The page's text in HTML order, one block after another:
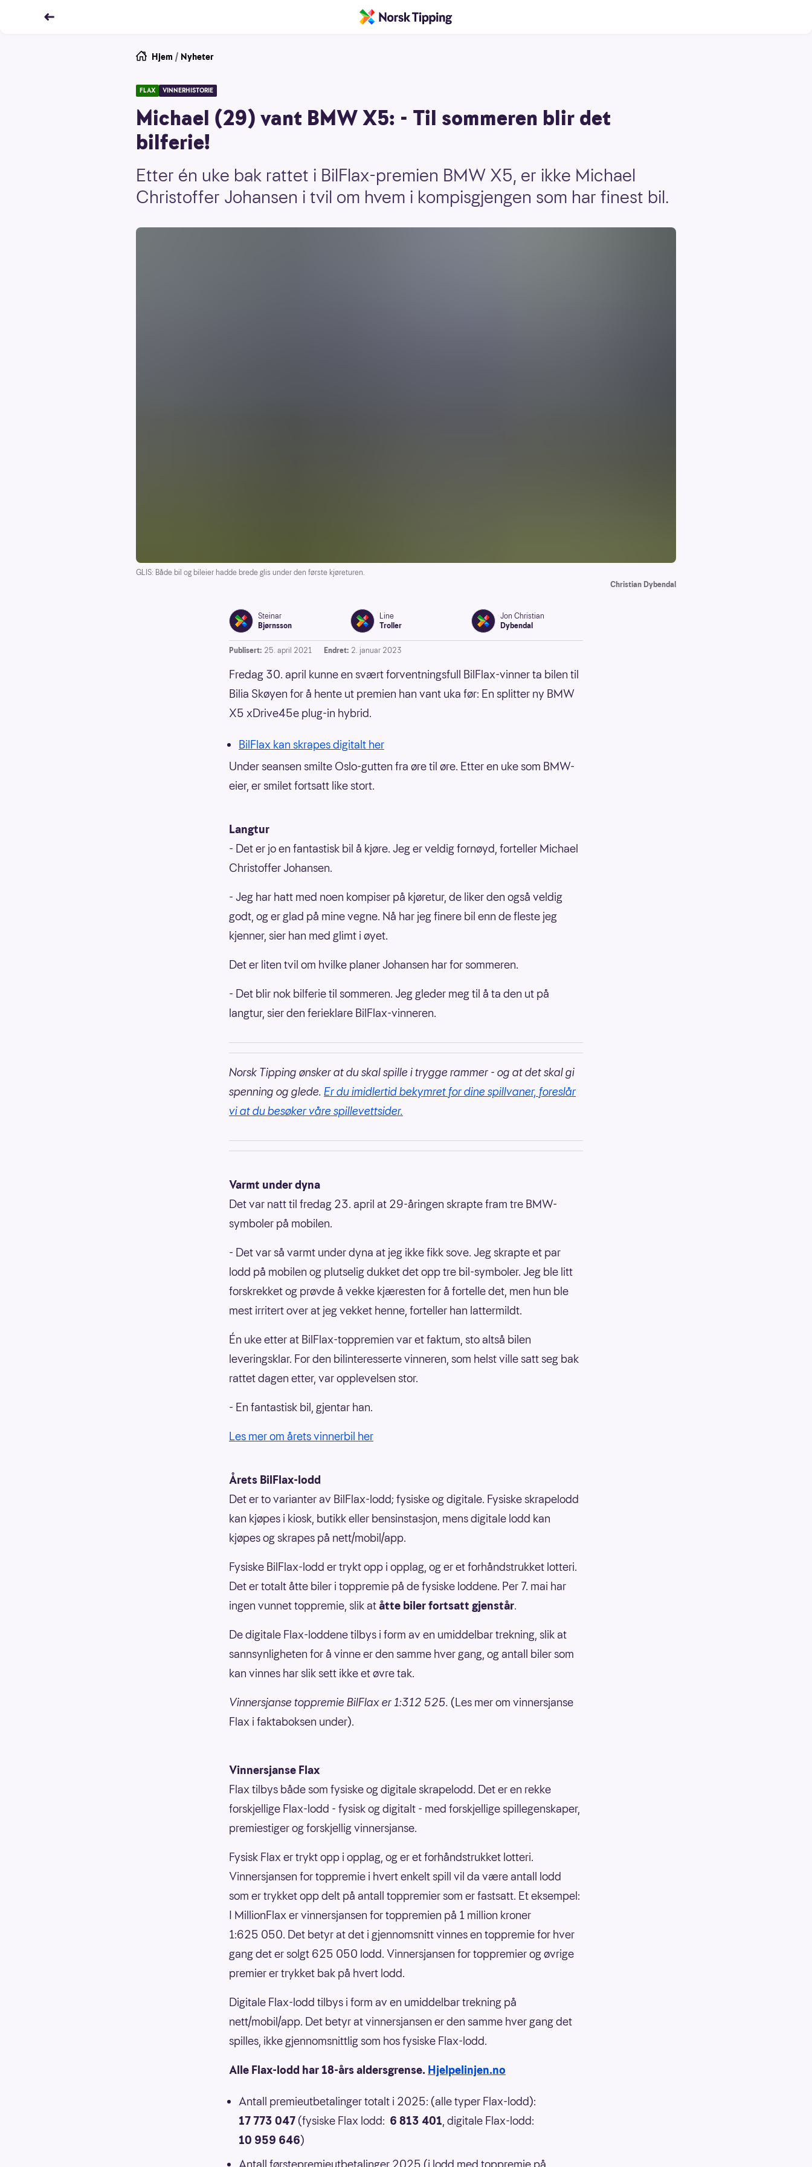
Hjem / Nyheter
FLAX VINNERHISTORIE
Michael (29) vant BMW X5: - Til sommeren blir det
bilferie!
Etter én uke bak rattet i BilFlax-premien BMW X5, er ikke Michael
Christoffer Johansen i tvil om hvem i kompisgjengen som har finest bil.
GLIS: Både bil og bileier hadde brede glis under den første kjøreturen.
Christian Dybendal
Steinar
Bjørnsson
Line
Troller
Jon Christian
Dybendal
Publisert: 25. april 2021 Endret: 2. januar 2023
Fredag 30. april kunne en svært forventningsfull BilFlax-vinner ta bilen til
Bilia Skøyen for å hente ut premien han vant uka før: En splitter ny BMW
X5 xDrive45e plug-in hybrid.
BilFlax kan skrapes digitalt her
Under seansen smilte Oslo-gutten fra øre til øre. Etter en uke som BMW-
eier, er smilet fortsatt like stort.
Langtur
- Det er jo en fantastisk bil å kjøre. Jeg er veldig fornøyd, forteller Michael
Christoffer Johansen.
- Jeg har hatt med noen kompiser på kjøretur, de liker den også veldig
godt, og er glad på mine vegne. Nå har jeg finere bil enn de fleste jeg
kjenner, sier han med glimt i øyet.
Det er liten tvil om hvilke planer Johansen har for sommeren.
- Det blir nok bilferie til sommeren. Jeg gleder meg til å ta den ut på
langtur, sier den ferieklare BilFlax-vinneren.
Norsk Tipping ønsker at du skal spille i trygge rammer - og at det skal gi
spenning og glede. Er du imidlertid bekymret for dine spillvaner, foreslår
vi at du besøker våre spillevettsider.
Varmt under dyna
Det var natt til fredag 23. april at 29-åringen skrapte fram tre BMW-
symboler på mobilen.
- Det var så varmt under dyna at jeg ikke fikk sove. Jeg skrapte et par
lodd på mobilen og plutselig dukket det opp tre bil-symboler. Jeg ble litt
forskrekket og prøvde å vekke kjæresten for å fortelle det, men hun ble
mest irritert over at jeg vekket henne, forteller han lattermildt.
Én uke etter at BilFlax-toppremien var et faktum, sto altså bilen
leveringsklar. For den bilinteresserte vinneren, som helst ville satt seg bak
rattet dagen etter, var opplevelsen stor.
- En fantastisk bil, gjentar han.
Les mer om årets vinnerbil her
Årets BilFlax-lodd
Det er to varianter av BilFlax-lodd; fysiske og digitale. Fysiske skrapelodd
kan kjøpes i kiosk, butikk eller bensinstasjon, mens digitale lodd kan
kjøpes og skrapes på nett/mobil/app.
Fysiske BilFlax-lodd er trykt opp i opplag, og er et forhåndstrukket lotteri.
Det er totalt åtte biler i toppremie på de fysiske loddene. Per 7. mai har
ingen vunnet toppremie, slik atåtte biler fortsatt gjenstår.
De digitale Flax-loddene tilbys i form av en umiddelbar trekning, slik at
sannsynligheten for å vinne er den samme hver gang, og antall biler som
kan vinnes har slik sett ikke et øvre tak.
Vinnersjanse toppremie BilFlax er 1:312 525. (Les mer om vinnersjanse
Flax i faktaboksen under).
Vinnersjanse Flax
Flax tilbys både som fysiske og digitale skrapelodd. Det er en rekke
forskjellige Flax-lodd - fysisk og digitalt - med forskjellige spillegenskaper,
premiestiger og forskjellig vinnersjanse.
Fysisk Flax er trykt opp i opplag, og er et forhåndstrukket lotteri.
Vinnersjansen for toppremie i hvert enkelt spill vil da være antall lodd
som er trykket opp delt på antall toppremier som er fastsatt. Et eksempel:
I MillionFlax er vinnersjansen for toppremien på 1 million kroner
1:625 050. Det betyr at det i gjennomsnitt vinnes en toppremie for hver
gang det er solgt 625 050 lodd. Vinnersjansen for toppremier og øvrige
premier er trykket bak på hvert lodd.
Digitale Flax-lodd tilbys i form av en umiddelbar trekning på
nett/mobil/app. Det betyr at vinnersjansen er den samme hver gang det
spilles, ikke gjennomsnittlig som hos fysiske Flax-lodd.
Alle Flax-lodd har 18-års aldersgrense. Hjelpelinjen.no
Antall premieutbetalinger totalt i 2025: (alle typer Flax-lodd):
17 773 047 (fysiske Flax lodd: 6 813 401, digitale Flax-lodd:
10 959 646)